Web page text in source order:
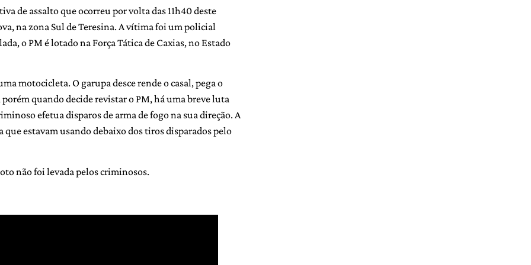
de assalto que ocorreu por volta das 11h40 deste
na zona Sul de Teresina. A vítima foi um policial
o PM é lotado na Força Tática de Caxias, no Estado
motocicleta. O garupa desce rende o casal, pega o
quando decide revistar o PM, há uma breve luta
efetua disparos de arma de fogo na sua direção. A
que estavam usando debaixo dos tiros disparados pelo
não foi levada pelos criminosos.